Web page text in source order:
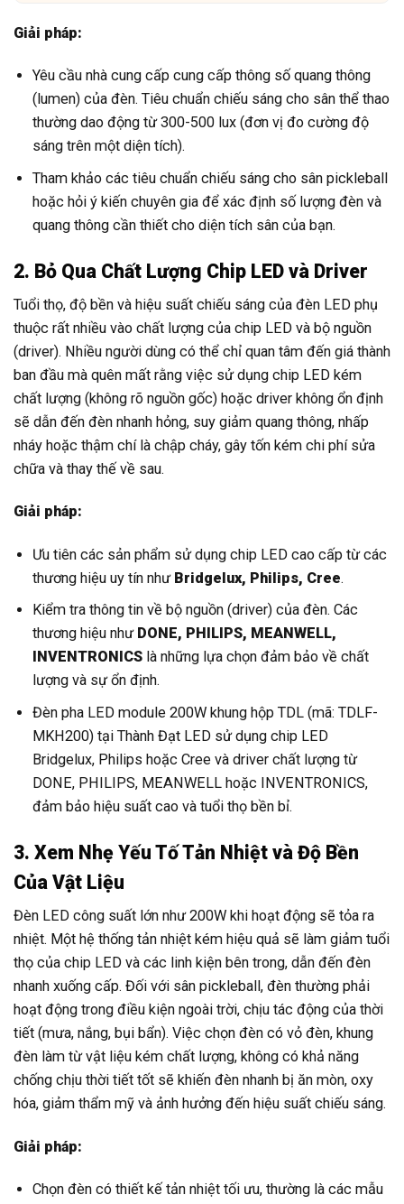
Giải pháp:
Yêu cầu nhà cung cấp cung cấp thông số quang thông
(lumen) của đèn. Tiêu chuẩn chiếu sáng cho sân thể thao
thường dao động từ 300-500 lux (đơn vị đo cường độ
sáng trên một diện tích).
Tham khảo các tiêu chuẩn chiếu sáng cho sân pickleball
hoặc hỏi ý kiến chuyên gia để xác định số lượng đèn và
quang thông cần thiết cho diện tích sân của bạn.
2. Bỏ Qua Chất Lượng Chip LED và Driver
Tuổi thọ, độ bền và hiệu suất chiếu sáng của đèn LED phụ
thuộc rất nhiều vào chất lượng của chip LED và bộ nguồn
(driver). Nhiều người dùng có thể chỉ quan tâm đến giá thành
ban đầu mà quên mất rằng việc sử dụng chip LED kém
chất lượng (không rõ nguồn gốc) hoặc driver không ổn định
sẽ dẫn đến đèn nhanh hỏng, suy giảm quang thông, nhấp
nháy hoặc thậm chí là chập cháy, gây tốn kém chi phí sửa
chữa và thay thế về sau.
Giải pháp:
Ưu tiên các sản phẩm sử dụng chip LED cao cấp từ các
thương hiệu uy tín như Bridgelux, Philips, Cree.
Kiểm tra thông tin về bộ nguồn (driver) của đèn. Các
thương hiệu như DONE, PHILIPS, MEANWELL,
INVENTRONICS là những lựa chọn đảm bảo về chất
lượng và sự ổn định.
Đèn pha LED module 200W khung hộp TDL (mã: TDLF-
MKH200) tại Thành Đạt LED sử dụng chip LED
Bridgelux, Philips hoặc Cree và driver chất lượng từ
DONE, PHILIPS, MEANWELL hoặc INVENTRONICS,
đảm bảo hiệu suất cao và tuổi thọ bền bỉ.
3. Xem Nhẹ Yếu Tố Tản Nhiệt và Độ Bền
Của Vật Liệu
Đèn LED công suất lớn như 200W khi hoạt động sẽ tỏa ra
nhiệt. Một hệ thống tản nhiệt kém hiệu quả sẽ làm giảm tuổi
thọ của chip LED và các linh kiện bên trong, dẫn đến đèn
nhanh xuống cấp. Đối với sân pickleball, đèn thường phải
hoạt động trong điều kiện ngoài trời, chịu tác động của thời
tiết (mưa, nắng, bụi bẩn). Việc chọn đèn có vỏ đèn, khung
đèn làm từ vật liệu kém chất lượng, không có khả năng
chống chịu thời tiết tốt sẽ khiến đèn nhanh bị ăn mòn, oxy
hóa, giảm thẩm mỹ và ảnh hưởng đến hiệu suất chiếu sáng.
Giải pháp:
Chọn đèn có thiết kế tản nhiệt tối ưu, thường là các mẫu